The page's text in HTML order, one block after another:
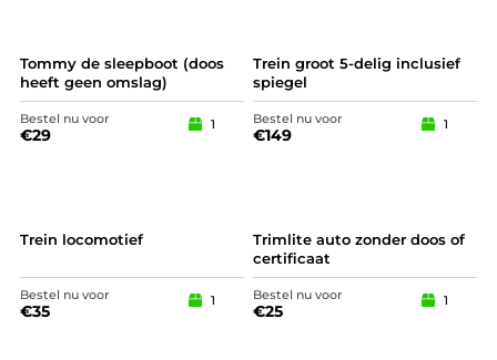
Tommy de sleepboot (doos
heeft geen omslag)
Bestel nu voor
€29
1
Trein groot 5-delig inclusief
spiegel
Bestel nu voor
€149
1
Trein locomotief
Bestel nu voor
€35
1
Trimlite auto zonder doos of
certificaat
Bestel nu voor
€25
1